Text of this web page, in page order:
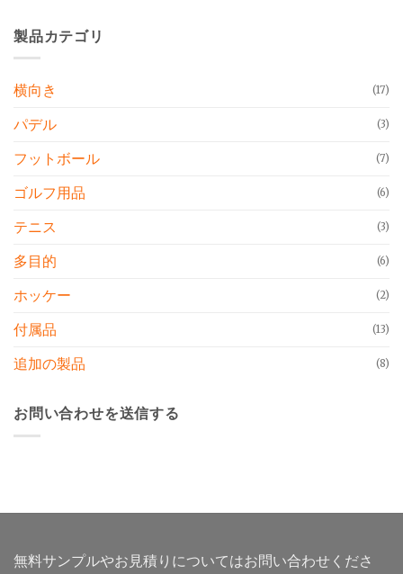
製品カテゴリ
横向き (17)
パデル (3)
フットボール (7)
ゴルフ用品 (6)
テニス (3)
多目的 (6)
ホッケー (2)
付属品 (13)
追加の製品 (8)
お問い合わせを送信する
無料サンプルやお見積りについてはお問い合わせくださ